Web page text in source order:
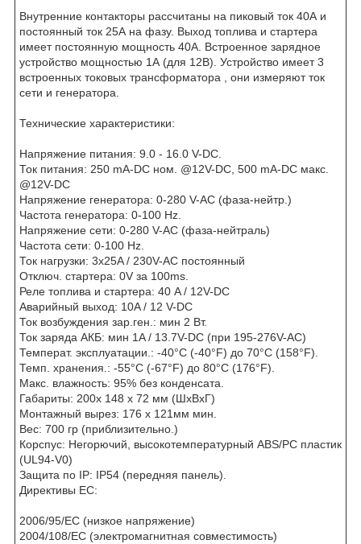
Внутренние контакторы рассчитаны на пиковый ток 40А и
постоянный ток 25А на фазу. Выход топлива и стартера
имеет постоянную мощность 40А. Встроенное зарядное
устройство мощностью 1А (для 12В). Устройство имеет 3
встроенных токовых трансформатора , они измеряют ток
сети и генератора.
Технические характеристики:
Напряжение питания: 9.0 - 16.0 V-DC.
Ток питания: 250 mA-DC ном. @12V-DC, 500 mA-DC макс.
@12V-DC
Напряжение генератора: 0-280 V-AC (фаза-нейтр.)
Частота генератора: 0-100 Hz.
Напряжение сети: 0-280 V-AC (фаза-нейтраль)
Частота сети: 0-100 Hz.
Ток нагрузки: 3x25A / 230V-AC постоянный
Отключ. стартера: 0V за 100ms.
Реле топлива и стартера: 40 A / 12V-DC
Аварийный выход: 10A / 12 V-DC
Ток возбуждения зар.ген.: мин 2 Вт.
Ток заряда АКБ: мин 1A / 13.7V-DC (при 195-276V-AC)
Температ. эксплуатации.: -40°C (-40°F) до 70°C (158°F).
Темп. хранения.: -55°C (-67°F) до 80°C (176°F).
Макс. влажность: 95% без конденсата.
Габариты: 200x 148 x 72 мм (ШxВxГ)
Монтажный вырез: 176 x 121мм мин.
Вес: 700 гр (приблизительно.)
Корспус: Негорючий, высокотемпературный ABS/PC пластик
(UL94-V0)
Защита по IP: IP54 (передняя панель).
Директивы ЕС:
2006/95/EC (низкое напряжение)
2004/108/EC (электромагнитная совместимость)